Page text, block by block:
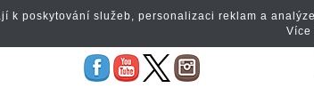
k poskytování služeb, personalizaci reklam a
Více